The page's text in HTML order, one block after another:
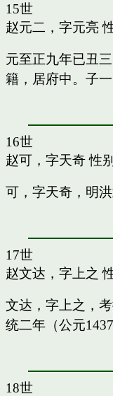
15世
赵元二，字元亮
元至正九年已丑
籍，居府中。子一
16世
赵可，字天奇性
可，字天奇，明
17世
赵文达，字上之
文达，字上之，
统二年（公元
18世